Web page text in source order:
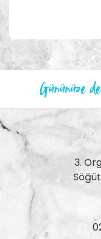
Gününüze
3.